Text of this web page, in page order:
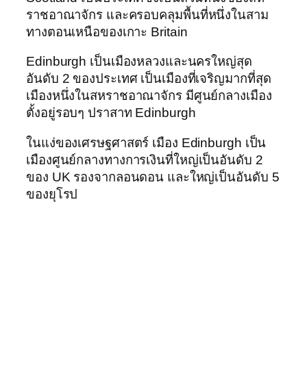
ราชอาณาจักร และครอบคลุมพื้นที่หนึ่งในสาม
ทางตอนเหนือของเกาะ Britain
Edinburgh เป็นเมืองหลวงและนครใหญ่สุด
อันดับ 2 ของประเทศ เป็นเมืองที่เจริญมากที่สุด
เมืองหนึ่งในสหราชอาณาจักร มีศูนย์กลางเมือง
ตั้งอยู่รอบๆ ปราสาท Edinburgh
ในแง่ของเศรษฐศาสตร์ เมือง Edinburgh เป็น
เมืองศูนย์กลางทางการเงินที่ใหญ่เป็นอันดับ 2
ของ UK รองจากลอนดอน และใหญ่เป็นอันดับ 5
ของยุโรป